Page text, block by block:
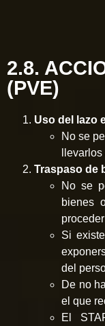
2.8.
(PVE)
Uso del lazo
No se
Traspaso de
No se
bienes
Si
del
De no
el que
El